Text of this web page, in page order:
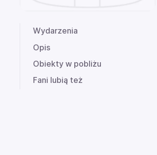
Wydarzenia
Opis
Obiekty w pobliżu
Fani lubią też